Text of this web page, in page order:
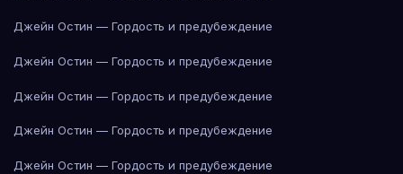
Джейн Остин — Гордость и предубеждение
Джейн Остин — Гордость и предубеждение
Джейн Остин — Гордость и предубеждение
Джейн Остин — Гордость и предубеждение
Джейн Остин — Гордость и предубеждение